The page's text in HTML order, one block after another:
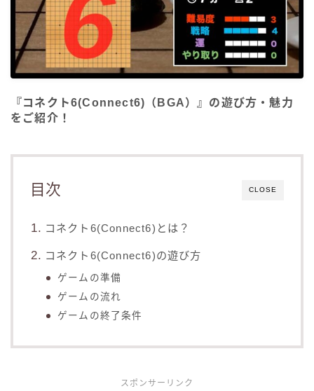
『コネクト6(Connect6)（BGA）』の遊び方・魅力
をご紹介！
CLOSE
目次
コネクト6(Connect6)とは？
コネクト6(Connect6)の遊び方
ゲームの準備
ゲームの流れ
ゲームの終了条件
スポンサーリンク